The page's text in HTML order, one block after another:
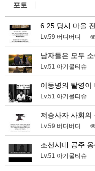
포토
6.25 당시 마을
Lv.59 버디버디
남자들은 모두
Lv.51 아기물티슈
이등병의 탈영이
Lv.51 아기물티슈
저승사자 사회의
Lv.59 버디버디
조선시대 공주
Lv.51 아기물티슈